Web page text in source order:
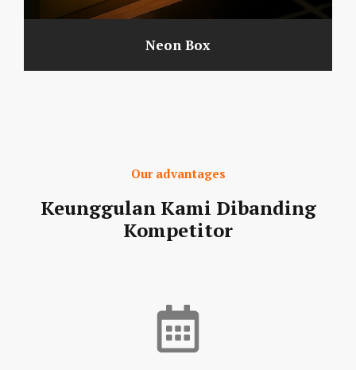
Neon Box
Our advantages
Keunggulan Kami Dibanding
Kompetitor